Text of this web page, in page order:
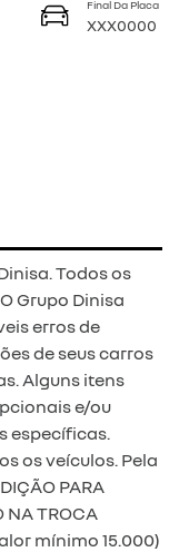
Final Da Placa
XXX0000
Todos os
Grupo Dinisa
erros de
de seus carros
Alguns itens
e/ou
específicas.
os veículos. Pela
PARA
NA TROCA
mínimo 15.000)